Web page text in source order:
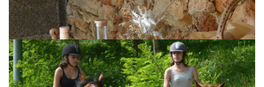
JEUX POUR ENFANTS
SUR PLACE
DÉCOUVREZ LES ACTIVITÉS DE LA RÉGION